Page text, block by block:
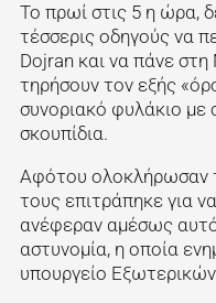
Το πρωί στις 5 η ώρα,
τέσσερις οδηγούς να
Dojran και να πάνε
τηρήσουν τον εξής
συνοριακό φυλάκιο με
σκουπίδια.
Αφότου ολοκλήρωσαν
τους επιτράπηκε για
ανέφεραν αμέσως
αστυνομία, η οποία
υπουργείο